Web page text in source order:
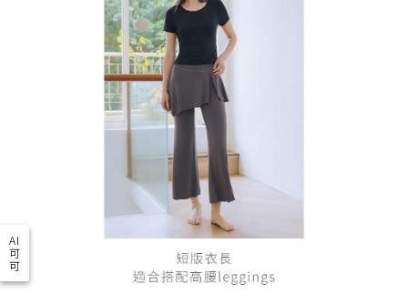
AI
可
可